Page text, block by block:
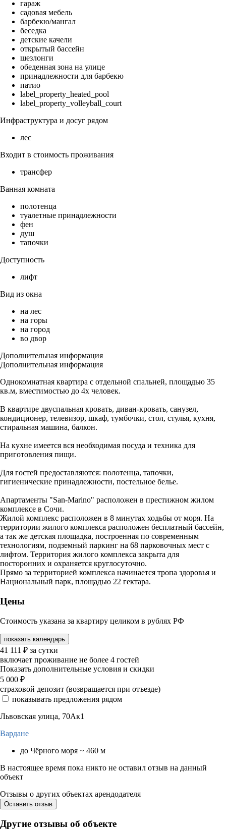
гараж
садовая мебель
барбекю/мангал
беседка
детские качели
открытый бассейн
шезлонги
обеденная зона на улице
принадлежности для барбекю
патио
label_property_heated_pool
label_property_volleyball_court
Инфраструктура и досуг рядом
лес
Входит в стоимость проживания
трансфер
Ванная комната
полотенца
туалетные принадлежности
фен
душ
тапочки
Доступность
лифт
Вид из окна
на лес
на горы
на город
во двор
Дополнительная информация
Дополнительная информация
Однокомнатная квартира с отдельной спальней, площадью 35
кв.м, вместимостью до 4х человек.
В квартире двуспальная кровать, диван-кровать, санузел,
кондиционер, телевизор, шкаф, тумбочки, стол, стулья, кухня,
стиральная машина, балкон.
На кухне имеется вся необходимая посуда и техника для
приготовления пищи.
Для гостей предоставляются: полотенца, тапочки,
гигиенические принадлежности, постельное белье.
Апартаменты "San-Marino" расположен в престижном жилом
комплексе в Сочи.
Жилой комплекс расположен в 8 минутах ходьбы от моря. На
территории жилого комплекса расположен бесплатный бассейн,
а так же детская площадка, построенная по современным
технологиям, подземный паркинг на 68 парковочных мест с
лифтом. Территория жилого комплекса закрыта для
посторонних и охраняется круглосуточно.
Прямо за территорией комплекса начинается тропа здоровья и
Национальный парк, площадью 22 гектара.
Цены
Стоимость указана за квартиру целиком в рублях РФ
показать календарь
41 111 ₽ за сутки
включает проживание не более 4 гостей
Показать дополнительные условия и скидки
5 000 ₽
страховой депозит (возвращается при отъезде)
показывать предложения рядом
Львовская улица, 70Ак1
Вардане
до Чёрного моря ~ 460 м
В настоящее время пока никто не оставил отзыв на данный
объект
Отзывы о других объектах арендодателя
Оставить отзыв
Другие отзывы об объекте